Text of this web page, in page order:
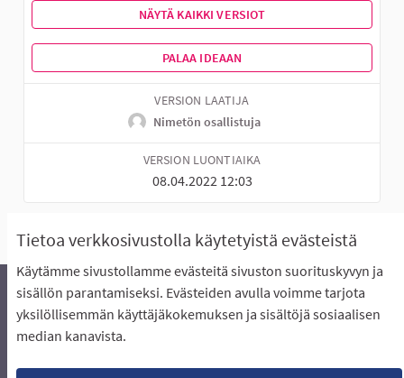
Tietoa verkkosivustolla käytetyistä evästeistä
Käytämme sivustollamme evästeitä sivuston suorituskyvyn ja
sisällön parantamiseksi. Evästeiden avulla voimme tarjota
yksilöllisemmän käyttäjäkokemuksen ja sisältöjä sosiaalisen
median kanavista.
NÄYTÄ KAIKKI VERSIOT
PALAA IDEAAN
VERSION LAATIJA
Nimetön osallistuja
VERSION LUONTIAIKA
08.04.2022 12:03
Äänestyksen pikaohjeet
Usein kysytyt kysymykset
Näin äänestät Asukasbudjetissa